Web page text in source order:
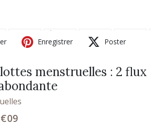
Enregistrer Poster
menstruelles : 2 flux
€09